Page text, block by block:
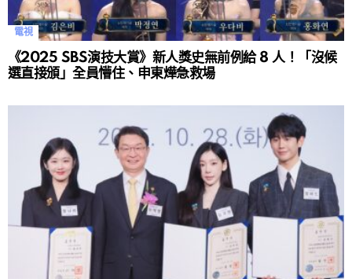
電視
《2025 SBS演技大賞》新人獎史無前例給 8 人！「沒候
選直接頒」全員懵住、申東燁急救場